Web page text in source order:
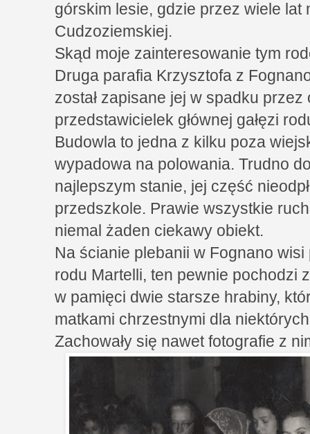
górskim lesie, gdzie przez wiele lat
Cudzoziemskiej.
Skąd moje zainteresowanie tym
Druga parafia Krzysztofa z
został zapisane jej w spadku
przedstawicielek głównej gałęzi
Budowla to jedna z kilku poza
wypadowa na polowania. Trudno
najlepszym stanie, jej część
przedszkole. Prawie wszystkie
niemal żaden ciekawy obiekt.
Na ścianie plebanii w Fognano
rodu Martelli, ten pewnie pochodzi
w pamięci dwie starsze hrabiny,
matkami chrzestnymi dla
Zachowały się nawet fotografie z